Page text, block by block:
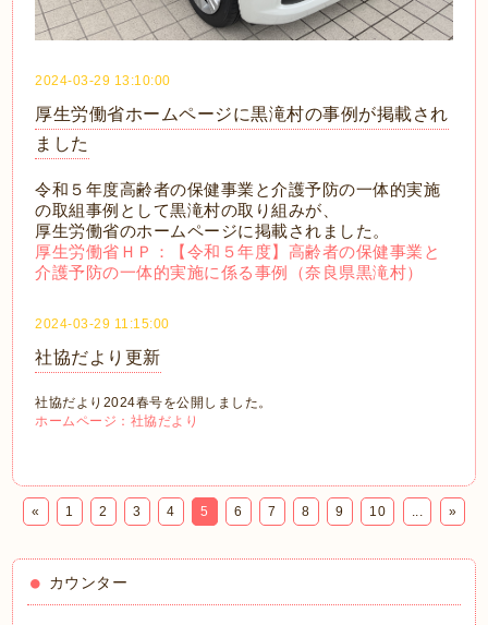
2024-03-29 13:10:00
厚生労働省ホームページに黒滝村の事例が掲載され
ました
令和５年度高齢者の保健事業と介護予防の一体的実施
の取組事例として黒滝村の取り組みが、
厚生労働省のホームページに掲載されました。
厚生労働省ＨＰ：【令和５年度】高齢者の保健事業と
介護予防の一体的実施に係る事例（奈良県黒滝村）
2024-03-29 11:15:00
社協だより更新
社協だより2024春号を公開しました。
ホームページ：社協だより
« 1 2 3 4 5 6 7 8 9 10 ... »
カウンター